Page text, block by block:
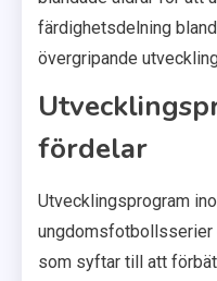
färdighetsdelning
övergripande
fördelar
Utvecklingsprogram
ungdomsfotbollsserier
som syftar till att